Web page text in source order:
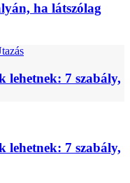
ha látszólag
lehetnek: 7 szabály,
lehetnek: 7 szabály,